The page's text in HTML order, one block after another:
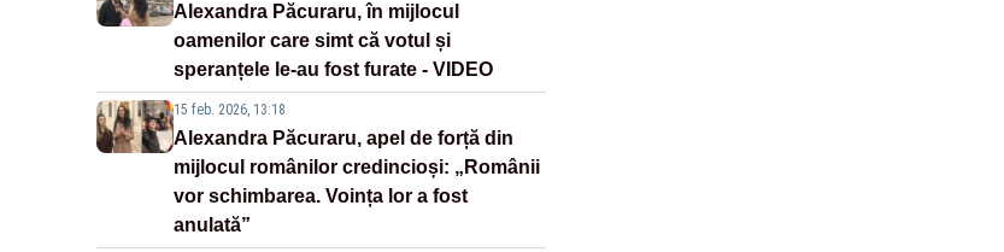
Alexandra Păcuraru, în mijlocul
oamenilor care simt că votul și
speranțele le-au fost furate - VIDEO
15 feb. 2026, 13:18
Alexandra Păcuraru, apel de forță din
mijlocul românilor credincioși: „Românii
vor schimbarea. Voința lor a fost
anulată”